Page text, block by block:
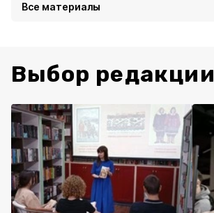
Все материалы
Выбор редакции